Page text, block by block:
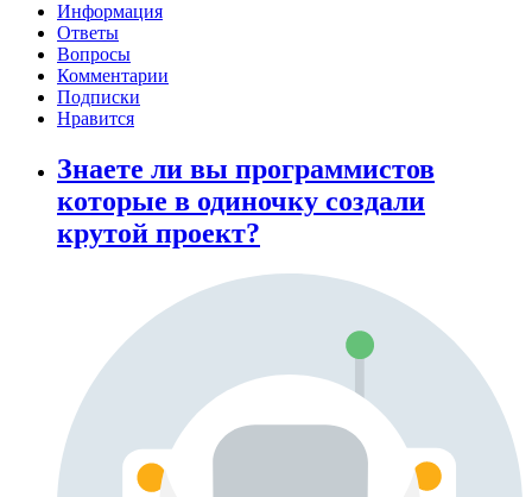
Информация
Ответы
Вопросы
Комментарии
Подписки
Нравится
Знаете ли вы программистов
которые в одиночку создали
крутой проект?